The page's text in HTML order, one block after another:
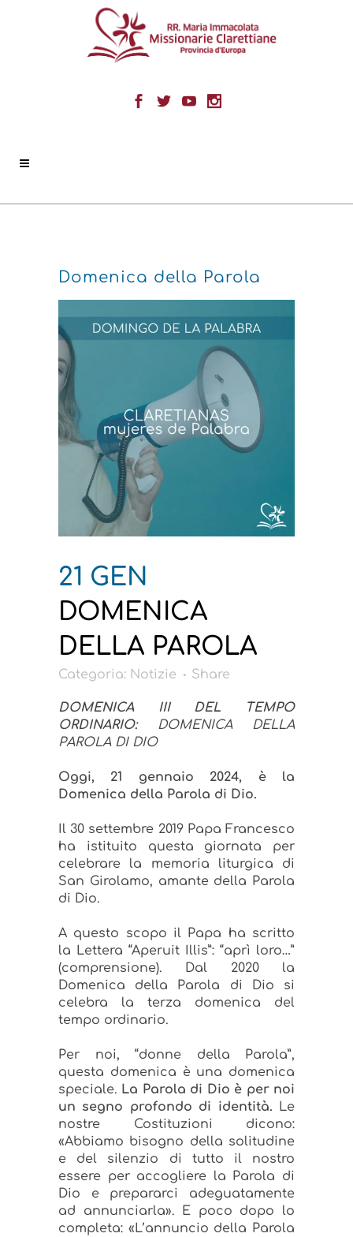
Domenica della Parola
21 GEN
DOMENICA
DELLA PAROLA
Categoria: Notizie Share
DOMENICA III DEL TEMPO
ORDINARIO:DOMENICA DELLA
PAROLA DI DIO
Oggi, 21 gennaio 2024, è la
Domenica della Parola di Dio.
Il 30 settembre 2019 Papa Francesco
ha istituito questa giornata per
celebrare la memoria liturgica di
San Girolamo, amante della Parola
di Dio.
A questo scopo il Papa ha scritto
la Lettera “Aperuit Illis”: “aprì loro…”
(comprensione). Dal 2020 la
Domenica della Parola di Dio si
celebra la terza domenica del
tempo ordinario.
Per noi, “donne della Parola”,
questa domenica è una domenica
speciale. La Parola di Dio è per noi
un segno profondo di identità. Le
nostre Costituzioni dicono:
«Abbiamo bisogno della solitudine
e del silenzio di tutto il nostro
essere per accogliere la Parola di
Dio e prepararci adeguatamente
ad annunciarla». E poco dopo lo
completa: «L’annuncio della Parola